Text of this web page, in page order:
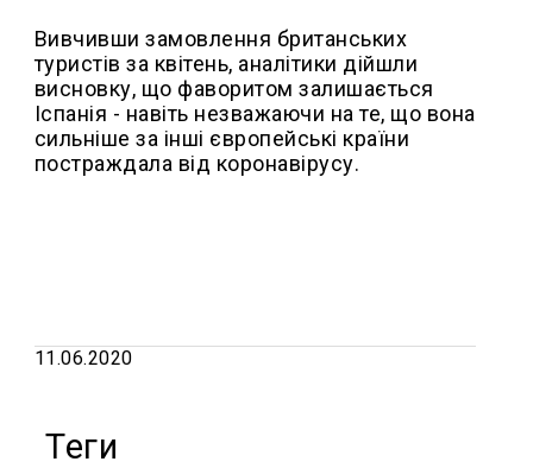
Вивчивши замовлення британських
туристів за квітень, аналітики дійшли
висновку, що фаворитом залишається
Іспанія - навіть незважаючи на те, що вона
сильніше за інші європейські країни
постраждала від коронавірусу.
11.06.2020
Теги